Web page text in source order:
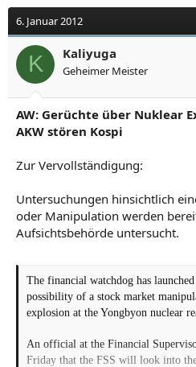
6. Januar 2012
K Kaliyuga
Geheimer Meister
AW: Gerüchte über Nuklear
AKW stören Kospi
Zur Vervollständigung:
Untersuchungen hinsichtlich
oder Manipulation werden
Aufsichtsbehörde untersucht.
The financial watchdog has
possibility of a stock market
explosion at the Yongbyon nuclear
An official at the Financial
Friday that the FSS will look into